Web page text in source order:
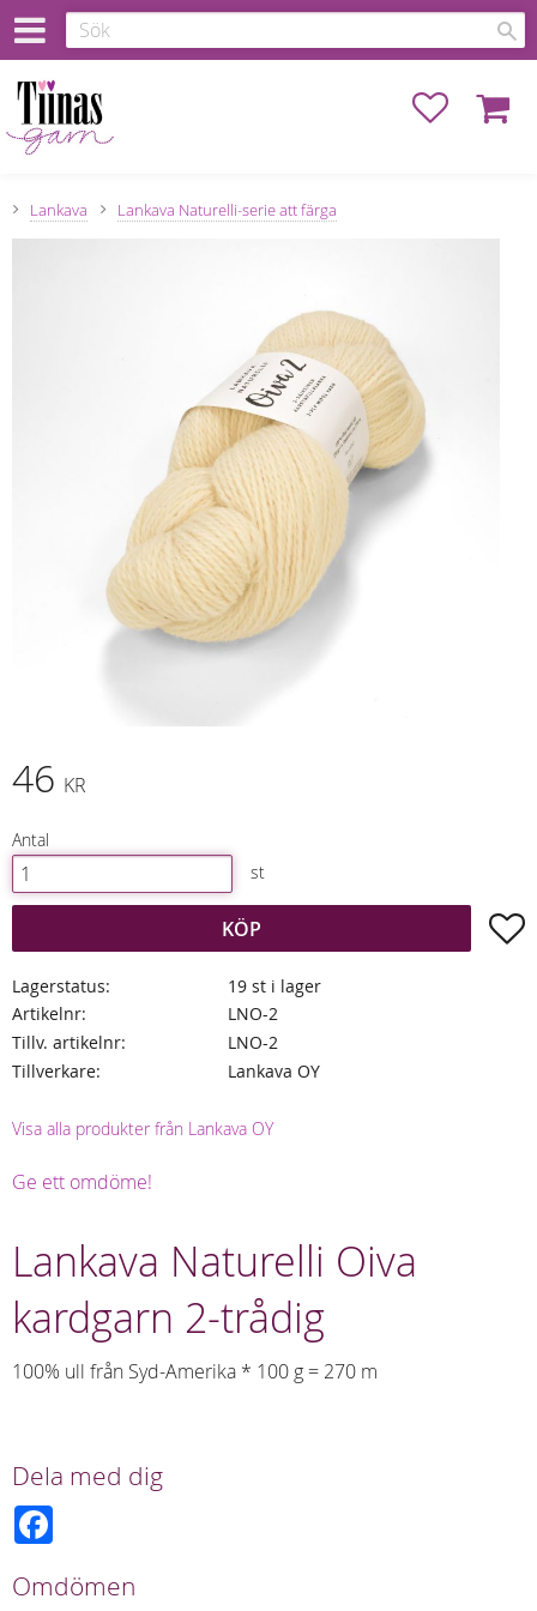
Favoriter
Lankava Lankava Naturelli-serie att färga
46 KR
Antal
st
KÖP
Lagerstatus
19 st i lager
Artikelnr
LNO-2
Tillv. artikelnr
LNO-2
Tillverkare
Lankava OY
Visa alla produkter från Lankava OY
Ge ett omdöme!
Lankava Naturelli Oiva
kardgarn 2-trådig
100% ull från Syd-Amerika * 100 g = 270 m
Dela med dig
b
Omdömen